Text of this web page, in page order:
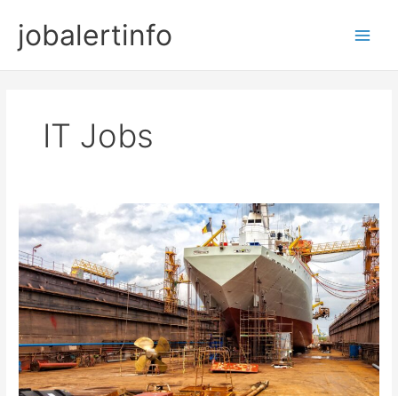
contentjobalertinfo
IT Jobs